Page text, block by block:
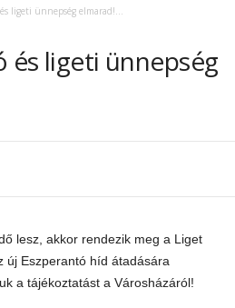
ligeti ünnepség elmarad!…
és ligeti ünnepség
lesz, akkor rendezik meg a Liget
új Eszperantó híd átadására
a tájékoztatást a Városházáról!